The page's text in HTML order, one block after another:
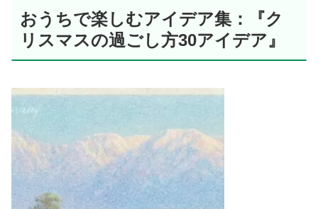
おうちで楽しむアイデア集：『ク
リスマスの過ごし方30アイデア』